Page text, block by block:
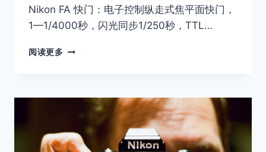
Nikon FA 快门：电子控制纵走式焦平面快门，
1—1/4000秒，闪光同步1/250秒，TTL…
阅读更多 NIKON